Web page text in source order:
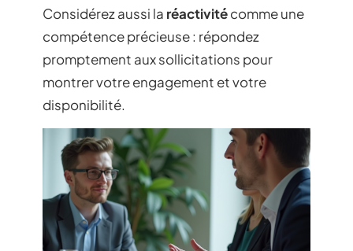
Considérez aussi la réactivitécomme une
compétence précieuse : répondez
promptement aux sollicitations pour
montrer votre engagement et votre
disponibilité.